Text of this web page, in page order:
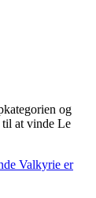
og
til at vinde Le
Valkyrie er